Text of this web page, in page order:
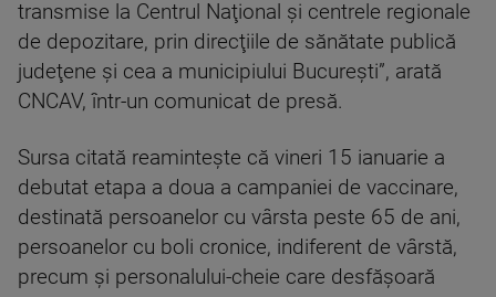
transmise la Centrul Naţional şi centrele regionale
de depozitare, prin direcţiile de sănătate publică
judeţene şi cea a municipiului Bucureşti”, arată
CNCAV, într-un comunicat de presă.
Sursa citată reaminteşte că vineri 15 ianuarie a
debutat etapa a doua a campaniei de vaccinare,
destinată persoanelor cu vârsta peste 65 de ani,
persoanelor cu boli cronice, indiferent de vârstă,
precum şi personalului-cheie care desfăşoară